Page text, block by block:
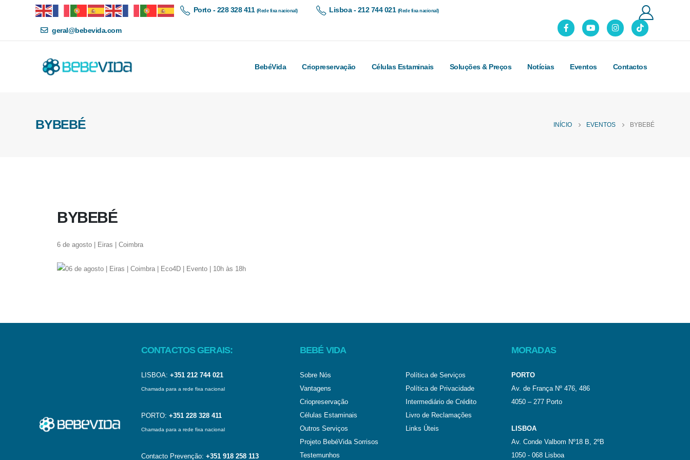
Porto - 228 328 411 (Rede fixa nacional) Lisboa - 212 744 021 (Rede fixa nacional)
geral@bebevida.com
BebéVida Criopreservação Células Estaminais Soluções & Preços Notícias Eventos Contactos
BYBEBÉ INÍCIO EVENTOS BYBEBÉ
BYBEBÉ
6 de agosto | Eiras | Coimbra
CONTACTOS GERAIS:
LISBOA: +351 212 744 021
Chamada para a rede fixa nacional
PORTO: +351 228 328 411
Chamada para a rede fixa nacional
Contacto Prevenção: +351 918 258 113
BEBÉ VIDA
Sobre Nós
Vantagens
Criopreservação
Células Estaminais
Outros Serviços
Projeto BebéVida Sorrisos
Testemunhos
Política de Serviços
Política de Privacidade
Intermediário de Crédito
Livro de Reclamações
Links Úteis
MORADAS
PORTO
Av. de França Nº 476, 486
4050 – 277 Porto
LISBOA
Av. Conde Valbom Nº18 B, 2ºB
1050 - 068 Lisboa